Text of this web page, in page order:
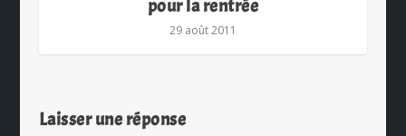
pour la rentrée
29 août 2011
Laisser une réponse